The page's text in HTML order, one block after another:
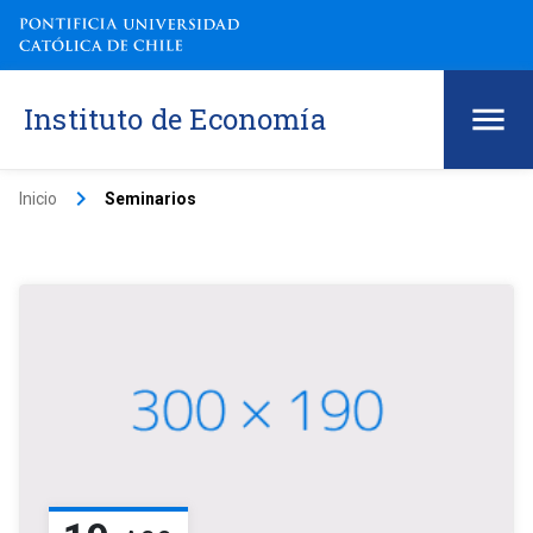
Instituto de Economía
Inicio keyboard_arrow_right Seminarios